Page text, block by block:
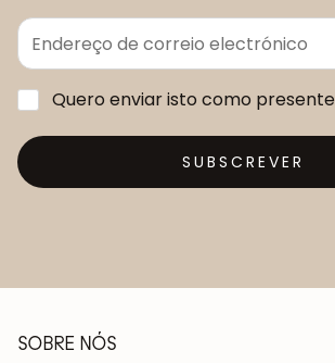
Quero enviar isto como presente
SUBSCREVER
SOBRE NÓS